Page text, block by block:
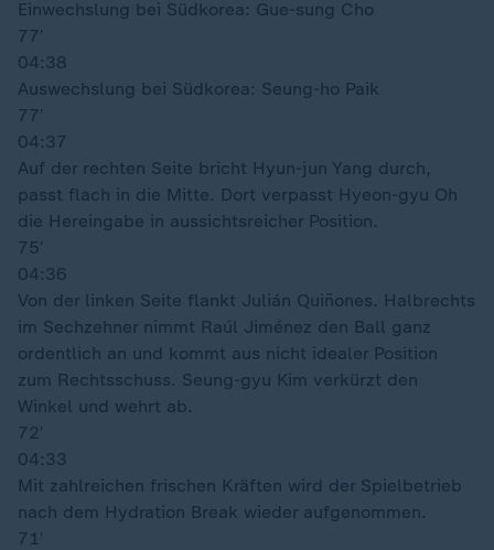
Einwechslung bei Südkorea: Gue-sung Cho
77′
04:38
Auswechslung bei Südkorea: Seung-ho Paik
77′
04:37
Auf der rechten Seite bricht Hyun-jun Yang durch,
passt flach in die Mitte. Dort verpasst Hyeon-gyu Oh
die Hereingabe in aussichtsreicher Position.
75′
04:36
Von der linken Seite flankt Julián Quiñones. Halbrechts
im Sechzehner nimmt Raúl Jiménez den Ball ganz
ordentlich an und kommt aus nicht idealer Position
zum Rechtsschuss. Seung-gyu Kim verkürzt den
Winkel und wehrt ab.
72′
04:33
Mit zahlreichen frischen Kräften wird der Spielbetrieb
nach dem Hydration Break wieder aufgenommen.
71′